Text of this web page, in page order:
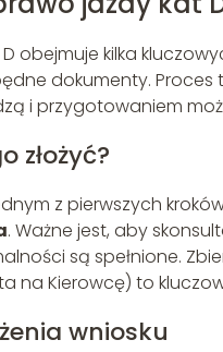
obejmuje kilka
dokumenty. Proces
i przygotowaniem
złożyć?
z pierwszych
. Ważne jest, aby
są spełnione.
na Kierowcę) to
wniosku